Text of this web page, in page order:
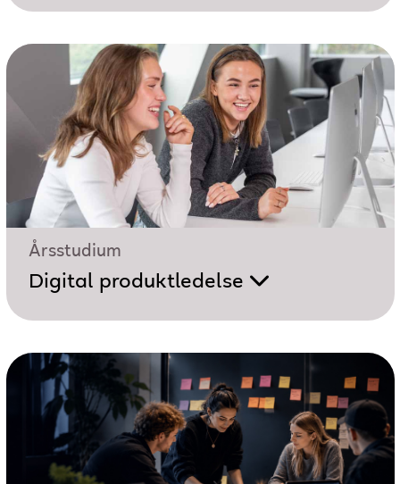
Årsstudium
Digital produktledelse